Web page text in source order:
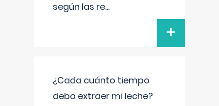
según las re...
+
¿Cada cuánto tiempo
debo extraer mi leche?